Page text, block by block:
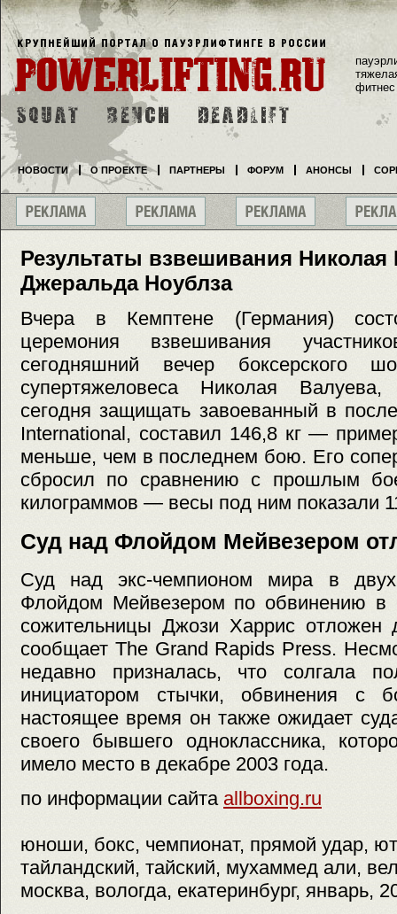
Результаты взвешивания Николая
Джеральда Ноублза
Вчера в Кемптене (Германия)
церемония взвешивания
сегодняшний вечер боксерского
супертяжеловеса Николая Валуева,
сегодня защищать завоеванный в
International, составил 146,8 кг —
меньше, чем в последнем бою. Его
сбросил по сравнению с прошлым
килограммов — весы под ним показали
Суд над Флойдом Мейвезером
Суд над экс-чемпионом мира в двух
Флойдом Мейвезером по обвинению в
сожительницы Джози Харрис отложен
сообщает The Grand Rapids Press.
недавно призналась, что солгала
инициатором стычки, обвинения с
настоящее время он также ожидает
своего бывшего одноклассника,
имело место в декабре 2003 года.
по информации сайта allboxing.ru
юноши, бокс, чемпионат, прямой удар,
тайландский, тайский, мухаммед али,
москва, вологда, екатеринбург, январь,
фитнес
НОВОСТИ О ПРОЕКТЕ ПАРТНЕРЫ ФОРУМ АНОНСЫ